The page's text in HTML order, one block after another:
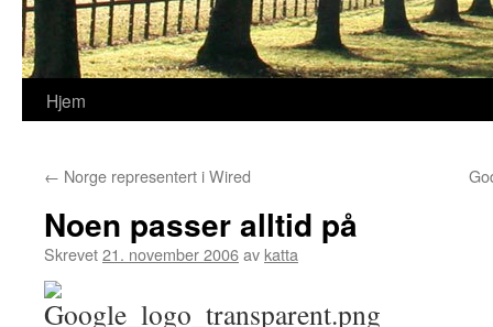
Hopp
innhold
Hjem
← Norge representert i Wired
Noen passer alltid på
Skrevet21. november 2006av katta